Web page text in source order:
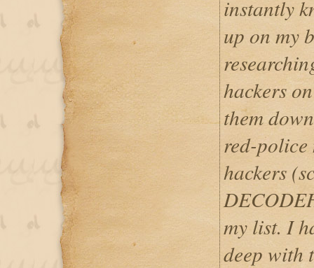
instantly
up on my
hackers
them
red-
hackers
my list. I
deep with